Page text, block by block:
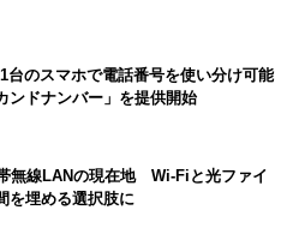
台のスマホで電話番号を使い分け可能
ンドナンバー」を提供開始
無線LANの現在地 Wi-Fiと光ファイ
を埋める選択肢に